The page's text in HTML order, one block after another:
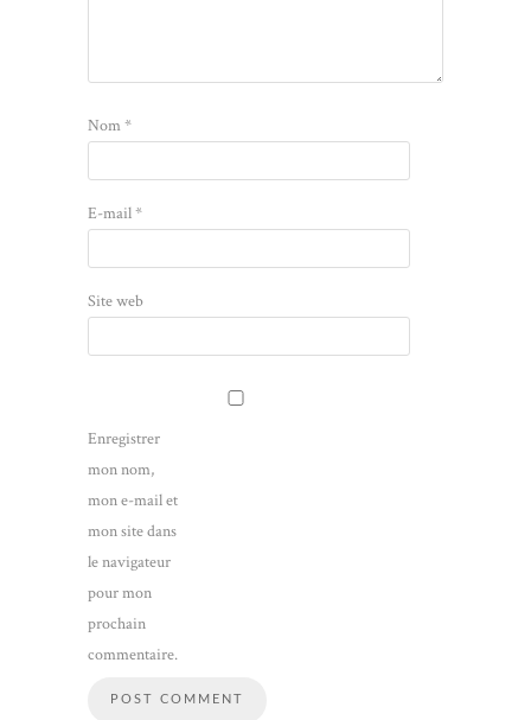
Nom*
E-mail*
Site web
Enregistrer
mon nom,
mon e-mail et
mon site dans
le navigateur
pour mon
prochain
commentaire.